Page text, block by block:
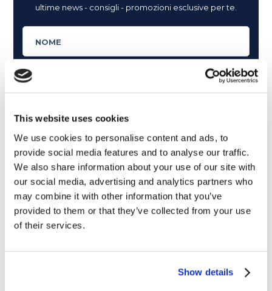
This website uses cookies
We use cookies to personalise content and ads, to
provide social media features and to analyse our traffic.
We also share information about your use of our site with
our social media, advertising and analytics partners who
may combine it with other information that you’ve
provided to them or that they’ve collected from your use
of their services.
Show details
ultime news - consigli - promozioni esclusive per te.